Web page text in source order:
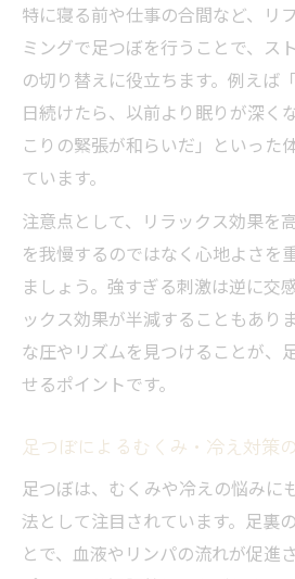
足つぼ続けた結果感じ
足つぼによる痩せる効
足つぼを毎日続けた人
足つぼで得られるリラ
特に寝る前や仕事の合間など、リ
ミングで足つぼを行うことで、ス
の切り替えに役立ちます。例えば
日続けたら、以前より眠りが深く
こりの緊張が和らいだ」といった
ています。
注意点として、リラックス効果を
を我慢するのではなく心地よさを
ましょう。強すぎる刺激は逆に交
ックス効果が半減することもあり
な圧やリズムを見つけることが、
せるポイントです。
足つぼによるむくみ・冷え対策
足つぼは、むくみや冷えの悩みに
法として注目されています。足裏
とで、血液やリンパの流れが促進